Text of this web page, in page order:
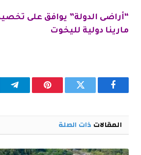
“أراضى الدولة” يوافق على
مارينا دولية لليخوت
فيسبوك تويتر بينتيريست
المقالات ذات الصلة